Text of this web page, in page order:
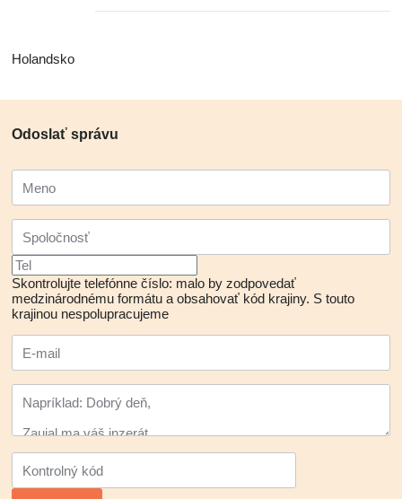
Holandsko
Odoslať správu
Skontrolujte telefónne číslo: malo by zodpovedať
medzinárodnému formátu a obsahovať kód krajiny. S touto
krajinou nespolupracujeme